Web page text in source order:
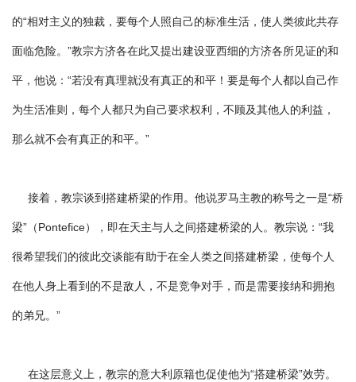
的“相对主义的独裁，要每个人照自己的标准生活，使人类彼此共存
面临危险。”教宗方济各在此又提出建设亚西细的方济各所见证的和
平，他说：“若没有真理就没有真正的和平！要是每个人都以自己作
为生活准则，每个人都只为自己要求权利，不顾及其他人的利益，
那么就不会有真正的和平。”
接着，教宗谈到搭建桥梁的作用。他说罗马主教的称号之一是“桥
梁”（Pontefice），即在天主与人之间搭建桥梁的人。教宗说：“我
很希望我们的彼此交谈能有助于在全人类之间搭建桥梁，使每个人
在他人身上看到的不是敌人，不是竞争对手，而是需要接纳和拥抱
的弟兄。”
在这层意义上，教宗的意大利原籍也促使他为“搭建桥梁”效劳。